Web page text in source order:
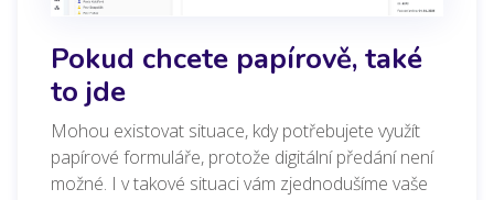
Pokud chcete papírově, také
to jde
Mohou existovat situace, kdy potřebujete využít
papírové formuláře, protože digitální předání není
možné. I v takové situaci vám zjednodušíme vaše